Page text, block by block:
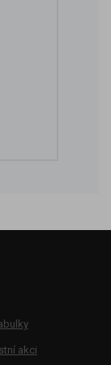
akci